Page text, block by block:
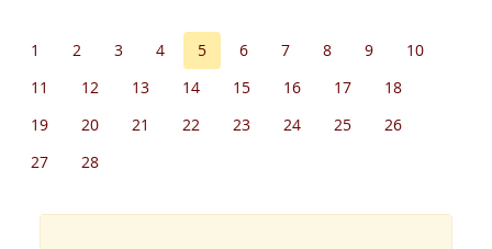
1 2 3 4 5 6 7 8 9
10
11
12 13 14 15 16 17
18
19
20 21 22 23 24 25
26
27
28